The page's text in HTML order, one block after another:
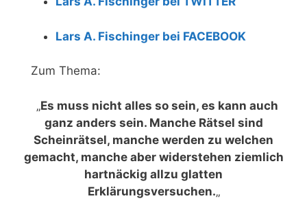
Lars A. Fischinger bei FACEBOOK
Zum Thema:
„Es muss nicht alles so sein, es kann auch
ganz anders sein. Manche Rätsel sind
Scheinrätsel, manche werden zu welchen
gemacht, manche aber widerstehen ziemlich
hartnäckig allzu glatten
Erklärungsversuchen.„